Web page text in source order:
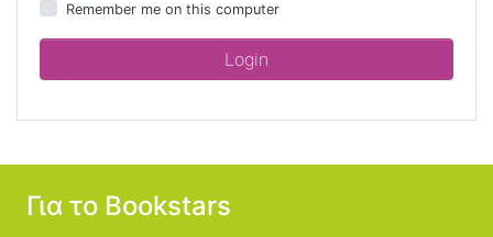
Remember me on this computer
Για το Bookstars